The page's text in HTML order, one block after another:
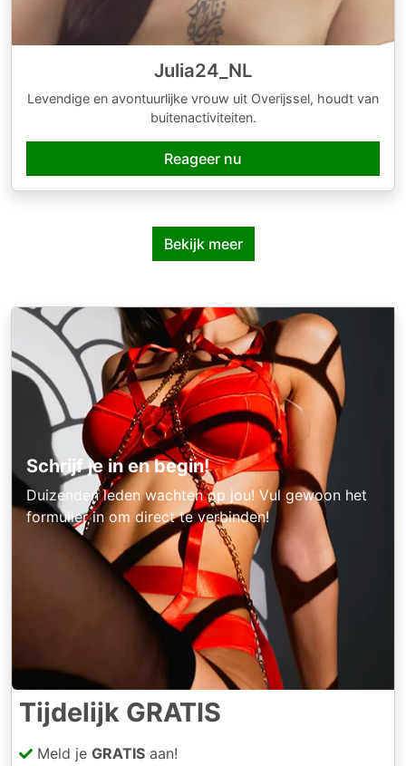
Julia24_NL
Levendige en avontuurlijke vrouw uit Overijssel, houdt van
buitenactiviteiten.
Reageer nu
Bekijk meer
Schrijf je in en begin!
Duizenden leden wachten op jou! Vul gewoon het
formulier in om direct te verbinden!
Tijdelijk GRATIS
Meld je GRATIS aan!